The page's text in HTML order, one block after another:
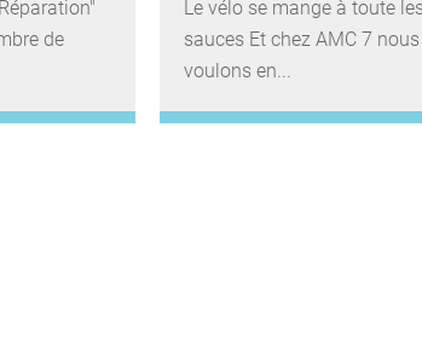
de
Le vélo se mange à toute
sauces Et chez AMC 7 nous
voulons en...